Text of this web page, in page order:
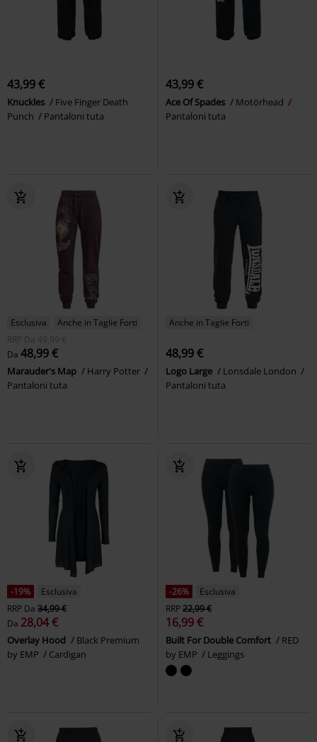
43,99 €
Knuckles
Five Finger Death
Punch
Pantaloni tuta
43,99 €
Ace Of Spades
Motörhead
Pantaloni tuta
Esclusiva
Anche in Taglie Forti
RRP
Da
49,99 €
Da 48,99 €
Marauder's Map
Harry Potter
Pantaloni tuta
Anche in Taglie Forti
48,99 €
Logo Large
Lonsdale London
Pantaloni tuta
-19%
Esclusiva
RRP Da 34,99 €
Da 28,04 €
Overlay Hood
Black Premium
by EMP
Cardigan
-26%
Esclusiva
RRP22,99 €
16,99 €
Built For Double Comfort
RED
by EMP
Leggings